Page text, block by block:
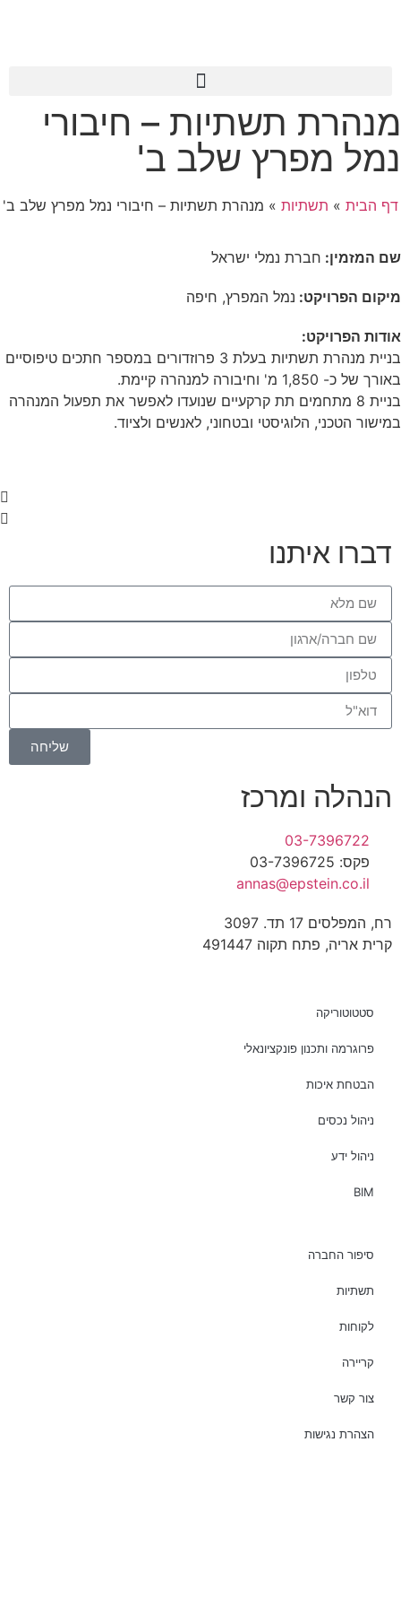
מנהרת תשתיות – חיבורי
נמל מפרץ שלב ב'
דף הבית » תשתיות » מנהרת תשתיות – חיבורי נמל מפרץ שלב ב'
שם המזמין: חברת נמלי ישראל
מיקום הפרויקט: נמל המפרץ, חיפה
אודות הפרויקט:
בניית מנהרת תשתיות בעלת 3 פרוזדורים במספר חתכים טיפוסיים
באורך של כ- 1,850 מ' וחיבורה למנהרה קיימת.
בניית 8 מתחמים תת קרקעיים שנועדו לאפשר את תפעול המנהרה
במישור הטכני, הלוגיסטי ובטחוני, לאנשים ולציוד.
דברו איתנו
שליחה
הנהלה ומרכז
03-7396722
פקס: 03-7396725
annas@epstein.co.il
רח, המפלסים 17 תד. 3097
קרית אריה, פתח תקוה 491447
סטטוטוריקה
פרוגרמה ותכנון פונקציונאלי
הבטחת איכות
ניהול נכסים
ניהול ידע
BIM
סיפור החברה
תשתיות
לקוחות
קריירה
צור קשר
הצהרת נגישות
השבת את ההבזקים
settings צבע רקע
zoom_out זום (הקטנה)
zoom_in זום (הגדלה)
add_circle_outline הגדלת גופן
spellcheck גופן קריא
brightness_low ניגודיות כהה
format_underlined הוסף קו תחתון לקישורים
font_download סמן קישורים